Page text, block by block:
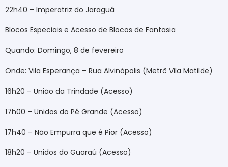
22h40 – Imperatriz do Jaraguá
Blocos Especiais e Acesso de Blocos de Fantasia
Quando: Domingo, 8 de fevereiro
Onde: Vila Esperança – Rua Alvinópolis (Metrô Vila Matilde)
16h20 – União da Trindade (Acesso)
17h00 – Unidos do Pé Grande (Acesso)
17h40 – Não Empurra que é Pior (Acesso)
18h20 – Unidos do Guaraú (Acesso)